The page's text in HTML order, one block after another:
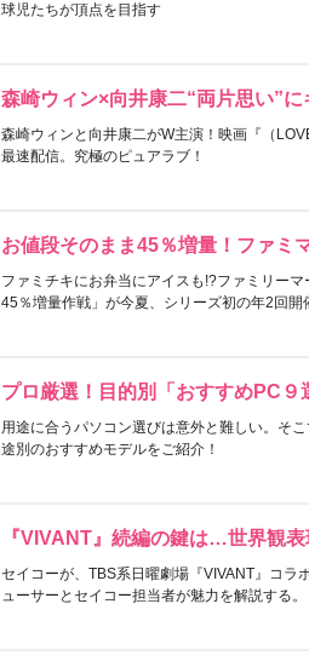
球児たちが頂点を目指す
森崎ウィン×向井康二“両片思い”
森崎ウィンと向井康二がW主演！映画『（
最速配信。究極のピュアラブ！
お値段そのまま45％増量！ファミ
ファミチキにお弁当にアイスも!?ファミリー
45％増量作戦」が今夏、シリーズ初の年2回開
プロ厳選！目的別「おすすめPC９
用途に合うパソコン選びは意外と難しい。そ
途別のおすすめモデルをご紹介！
『VIVANT』続編の鍵は…世界観
セイコーが、TBS系日曜劇場『VIVANT』コラ
ューサーとセイコー担当者が魅力を解説する。